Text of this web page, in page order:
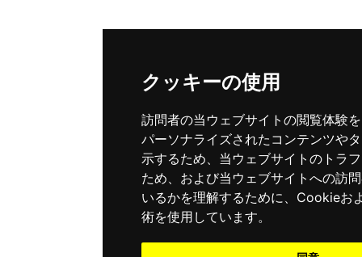
クッキーの使用
訪問者の当ウェブサイトの閲覧体験
パーソナライズされたコンテンツや
示するため、当ウェブサイトのトラ
ため、および当ウェブサイトへの訪
いるかを理解するために、Cookieお
術を使用しています。